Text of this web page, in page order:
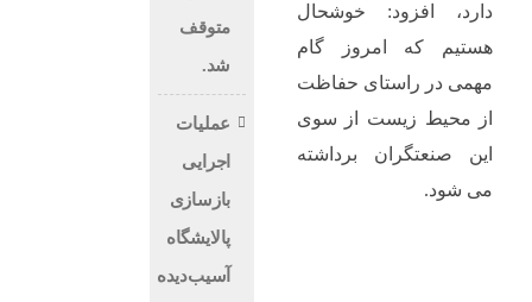
دارد، افزود: خوشحال
هستیم که امروز گام
مهمی در راستای حفاظت
از محیط زیست از سوی
این صنعتگران برداشته
می شود.
متوقف
شد.
عملیات
اجرایی
بازسازی
پالایشگاه
آسیب‌دیده